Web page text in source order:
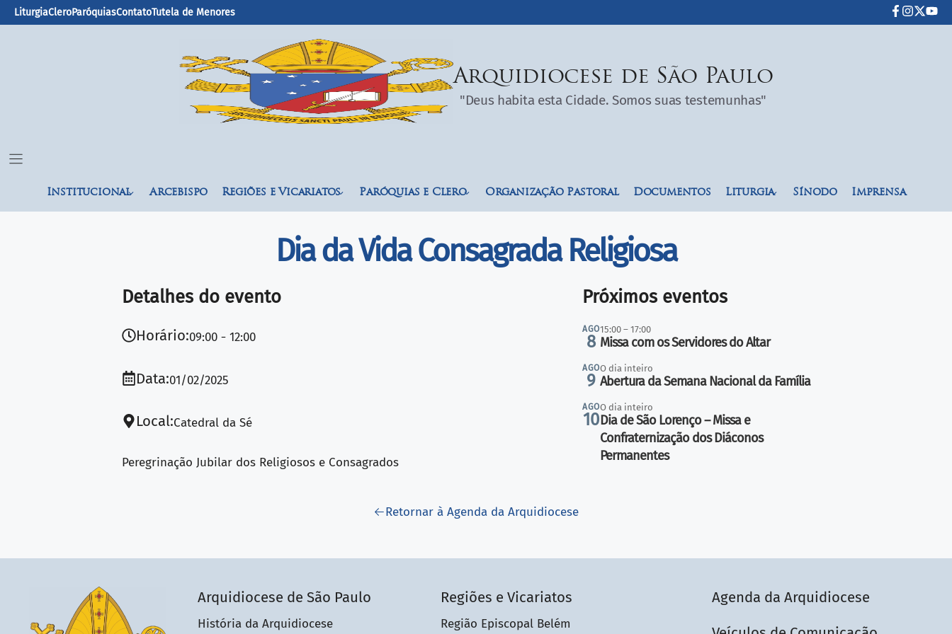
LiturgiaCleroParóquiasContatoTutela de Menores
Arquidiocese de São Paulo
"Deus habita esta Cidade. Somos suas testemunhas"
Institucional Arcebispo Regiões e Vicariatos Paróquias e Clero Organização Pastoral Documentos Liturgia Sínodo Imprensa
Dia da Vida Consagrada Religiosa
Detalhes do evento
Horário:09:00 12:00
Data:01/02/2025
Local:Catedral da Sé
Peregrinação Jubilar dos Religiosos e Consagrados
Próximos eventos
AGO
8
15:00 – 17:00
Missa com os Servidores do Altar
AGO
9
O dia inteiro
Abertura da Semana Nacional da Família
AGO
10
O dia inteiro
Dia de São Lorenço – Missa e
Confraternização dos Diáconos
Permanentes
Retornar à Agenda da Arquidiocese
Arquidiocese de São Paulo
História da Arquidiocese
Regiões e Vicariatos
Região Episcopal Belém
Agenda da Arquidiocese